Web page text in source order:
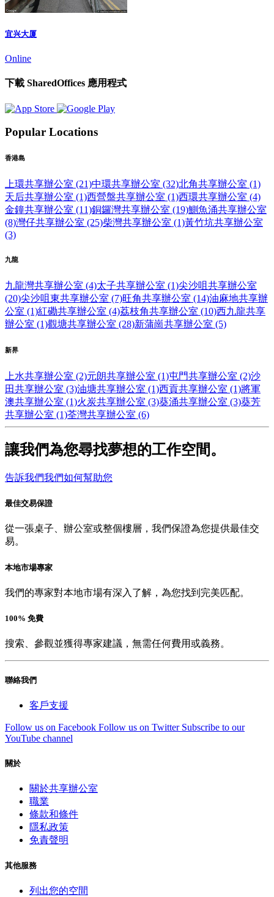
宜兴大厦
Online
下載 SharedOffices 應用程式
Popular Locations
香港島
上環共享辦公室 (21)中環共享辦公室 (32)北角共享辦公室 (1)
天后共享辦公室 (1)西營盤共享辦公室 (1)西環共享辦公室 (4)
金鐘共享辦公室 (11)銅鑼灣共享辦公室 (19)鰂魚涌共享辦公室
(8)灣仔共享辦公室 (25)柴灣共享辦公室 (1)黃竹坑共享辦公室
(3)
九龍
九龍灣共享辦公室 (4)太子共享辦公室 (1)尖沙咀共享辦公室
(20)尖沙咀東共享辦公室 (7)旺角共享辦公室 (14)油麻地共享辦
公室 (1)紅磡共享辦公室 (4)荔枝角共享辦公室 (10)西九龍共享
辦公室 (1)觀塘共享辦公室 (28)新蒲崗共享辦公室 (5)
新界
上水共享辦公室 (2)元朗共享辦公室 (1)屯門共享辦公室 (2)沙
田共享辦公室 (3)油塘共享辦公室 (1)西貢共享辦公室 (1)將軍
澳共享辦公室 (1)火炭共享辦公室 (3)葵涌共享辦公室 (3)葵芳
共享辦公室 (1)荃灣共享辦公室 (6)
讓我們為您尋找夢想的工作空間。
告訴我們我們如何幫助您
最佳交易保證
從一張桌子、辦公室或整個樓層，我們保證為您提供最佳交
易。
本地市場專家
我們的專家對本地市場有深入了解，為您找到完美匹配。
100% 免費
搜索、參觀並獲得專家建議，無需任何費用或義務。
聯絡我們
客戶支援
Follow us on Facebook Follow us on Twitter Subscribe to our
YouTube channel
關於
關於共享辦公室
職業
條款和條件
隱私政策
免責聲明
其他服務
列出您的空間